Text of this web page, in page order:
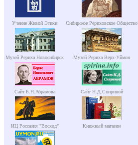
Учение Живой Этики Сибирское Рериховское Общество
Музей Рериха Новосибирск Музей Рериха Верх-Уймон
Сайт Б.Н.Абрамова Сайт Н.Д.Спириной
ИЦ Россазия "Восход" Книжный магазин